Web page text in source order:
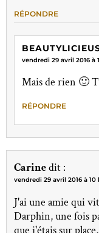
RÉPONDRE
vendredi 29 avril 2016 à
Mais de rien 🙂
RÉPONDRE
Carinedit :
vendredi 29 avril 2016 à
J'ai une amie qui
Darphin, une fois
que j'étais sur